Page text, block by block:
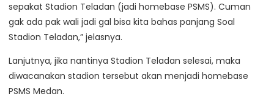
sepakat Stadion Teladan (jadi homebase PSMS). Cuman
gak ada pak wali jadi gal bisa kita bahas panjang Soal
Stadion Teladan,” jelasnya.
Lanjutnya, jika nantinya Stadion Teladan selesai, maka
diwacanakan stadion tersebut akan menjadi homebase
PSMS Medan.